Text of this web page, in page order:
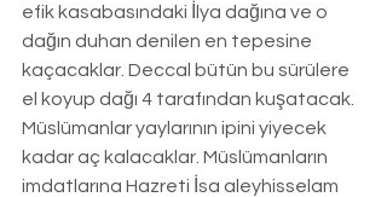
efik kasabasındaki İlya dağına ve o
dağın duhan denilen en tepesine
kaçacaklar. Deccal bütün bu sürülere
el koyup dağı 4 tarafından kuşatacak.
Müslümanlar yaylarının ipini yiyecek
kadar aç kalacaklar. Müslümanların
imdatlarına Hazreti İsa aleyhisselam